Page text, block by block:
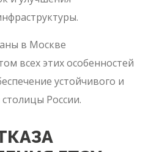
в Москве
всех этих особенностей
устойчивого и
России.